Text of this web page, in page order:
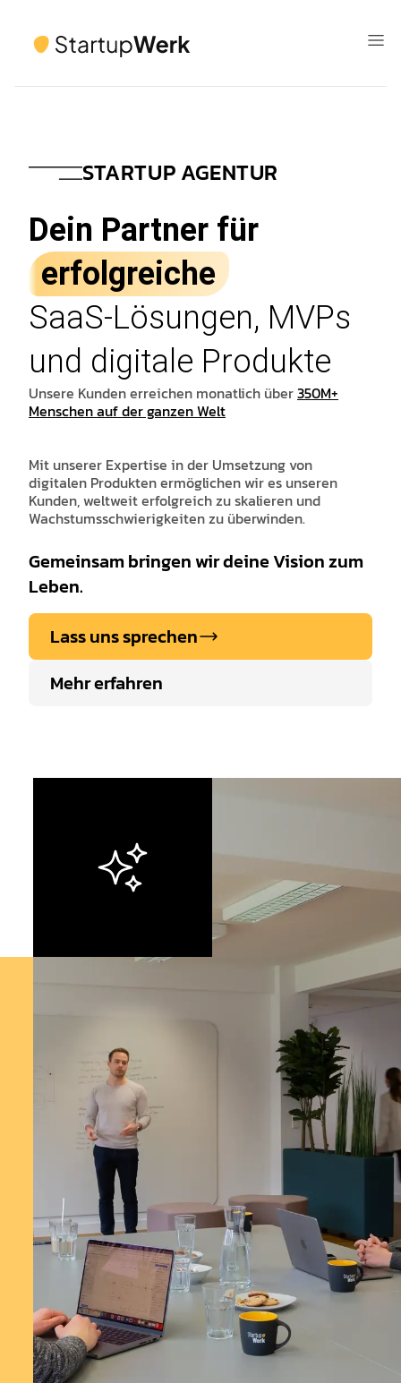
STARTUP AGENTUR
Dein Partner für
erfolgreiche
SaaS-Lösungen, MVPs
und digitale Produkte
Unsere Kunden erreichen monatlich über350M+
Menschen auf der ganzen Welt
Mit unserer Expertise in der Umsetzung von
digitalen Produkten ermöglichen wir es unseren
Kunden, weltweit erfolgreich zu skalieren und
Wachstumsschwierigkeiten zu überwinden.
Gemeinsam bringen wir deine Vision zum
Leben.
Lass uns sprechen
Mehr erfahren